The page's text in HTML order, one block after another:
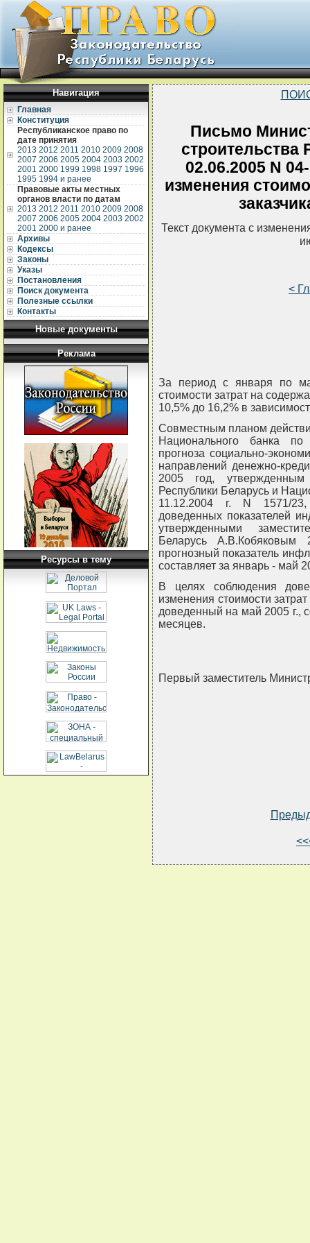
Навигация
Главная
Конституция
Республиканское право по
дате принятия
2013 2012 2011 2010 2009 2008
2007 2006 2005 2004 2003 2002
2001 2000 1999 1998 1997 1996
1995 1994 и ранее
Правовые акты местных
органов власти по датам
2013 2012 2011 2010 2009 2008
2007 2006 2005 2004 2003 2002
2001 2000 и ранее
Архивы
Кодексы
Законы
Указы
Постановления
Поиск документа
Полезные ссылки
Контакты
Новые документы
Реклама
Ресурсы в тему
Письмо
строительства
02.06.2005 N
изменения
Текст документа с
<
За период с января по
стоимости затрат на
10,5% до 16,2% в
Совместным планом
Национального банка
прогноза социально-
направлений денежно-
2005 год, утвержденным
Республики Беларусь и
11.12.2004 г. N 1571/
доведенных показателей
утвержденными
Беларусь А.В.Кобяковым
прогнозный показатель
составляет за январь - май
В целях соблюдения
изменения стоимости
доведенный на май 2005 г.,
месяцев.
Первый заместитель